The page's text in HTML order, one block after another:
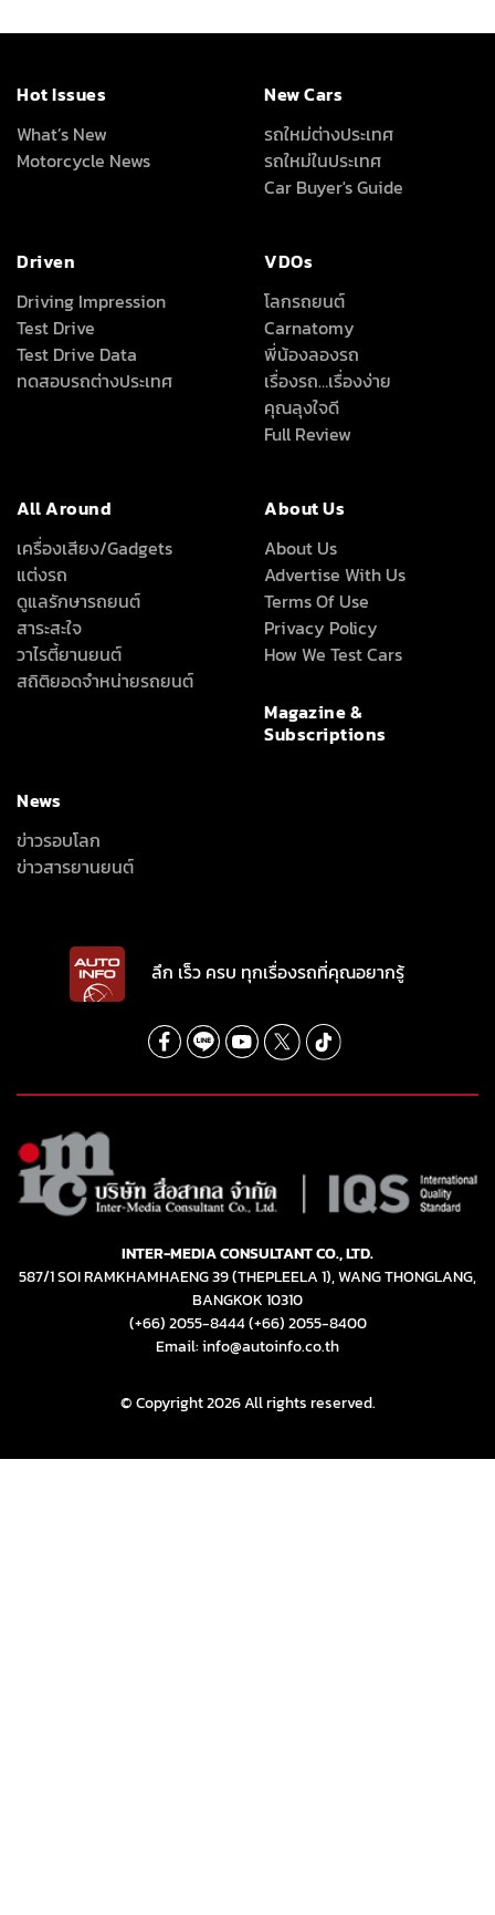
Hot Issues
What’s New
Motorcycle News
New Cars
รถใหม่ต่างประเทศ
รถใหม่ในประเทศ
Car Buyer's Guide
Driven
Driving Impression
Test Drive
Test Drive Data
ทดสอบรถต่างประเทศ
VDOs
โลกรถยนต์
Carnatomy
พี่น้องลองรถ
เรื่องรถ…เรื่องง่าย
คุณลุงใจดี
Full Review
All Around
เครื่องเสียง/Gadgets
แต่งรถ
ดูแลรักษารถยนต์
สาระสะใจ
วาไรตี้ยานยนต์
สถิติยอดจำหน่ายรถยนต์
About Us
About Us
Advertise With Us
Terms Of Use
Privacy Policy
How We Test Cars
Magazine &
Subscriptions
News
ข่าวรอบโลก
ข่าวสารยานยนต์
ลึก เร็ว ครบ ทุกเรื่องรถที่คุณอยากรู้
INTER-MEDIA CONSULTANT CO., LTD.
587/1 SOI RAMKHAMHAENG 39 (THEPLEELA 1), WANG THONGLANG,
BANGKOK 10310
(+66) 2055-8444(+66) 2055-8400
Email: info@autoinfo.co.th
© Copyright 2026 All rights reserved.